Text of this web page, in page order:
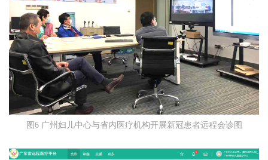
图6 广州妇儿中心与省内医疗机构开展新冠患者远程会诊图